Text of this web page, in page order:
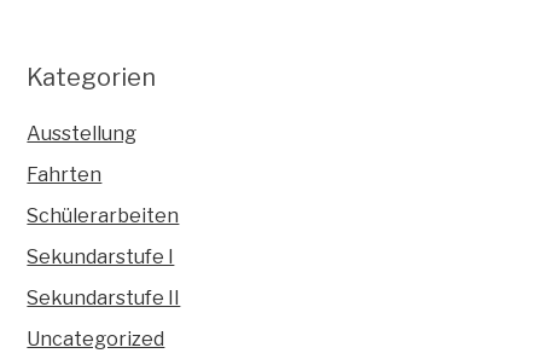
Kategorien
Ausstellung
Fahrten
Schülerarbeiten
Sekundarstufe I
Sekundarstufe II
Uncategorized